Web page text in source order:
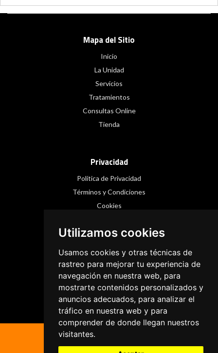
Utilizamos cookies
Usamos cookies y otras técnicas de
rastreo para mejorar tu experiencia de
navegación en nuestra web, para
mostrarte contenidos personalizados y
anuncios adecuados, para analizar el
tráfico en nuestra web y para
comprender de donde llegan nuestros
visitantes.
Mapa del Sitio
Inicio
La Unidad
Servicios
Tratamientos
Consultas Online
Tienda
Privacidad
Política de Privacidad
Términos y Condiciones
Cookies
Instagram
Facebook
Threads